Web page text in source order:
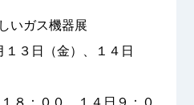
いガス機器展
３日（金）、１４日
８：００、１４日９：０